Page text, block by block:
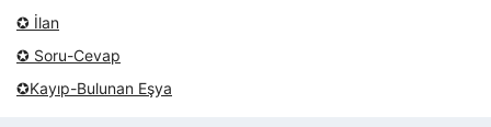
✪ İlan
✪ Soru-Cevap
✪Kayıp-Bulunan Eşya